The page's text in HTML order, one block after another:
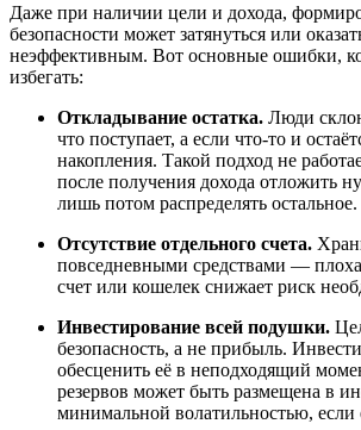
Даже при наличии цели и дохода,
безопасности может затянуться или
неэффективным. Вот основные ошибки,
избегать:
Откладывание остатка. Люди
что поступает, а если что-то и
накопления. Такой подход не
после получения дохода отложить
лишь потом распределять остальное.
Отсутствие отдельного счета.
повседневными средствами —
счет или кошелек снижает риск
Инвестирование всей подушки.
безопасность, а не прибыль.
обесценить её в неподходящий
резервов может быть размещена в
минимальной волатильностью, если